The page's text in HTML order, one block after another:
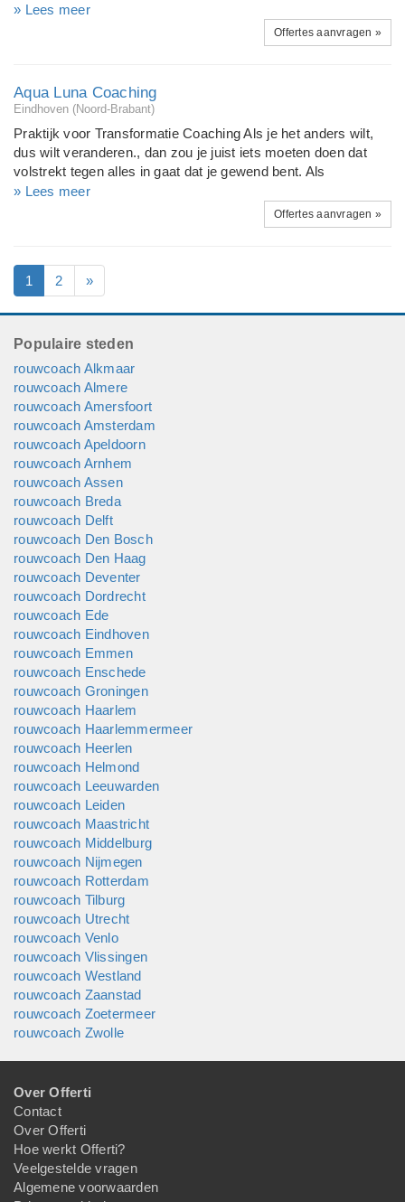
mogelijkheden om je werk anders te organiseren, efficiënter
te werken en met meer plezier te werken. Vind jou
bestemming tijdens een individueel traject of een teamtraining
» Lees meer
Offertes aanvragen »
Aqua Luna Coaching
Eindhoven (Noord-Brabant)
Praktijk voor Transformatie Coaching Als je het anders wilt,
dus wilt veranderen., dan zou je juist iets moeten doen dat
volstrekt tegen alles in gaat dat je gewend bent. Als
bezielende coach van veranderingsprocessen, werk ik vanuit
de overtuiging dat ieder mens in staat is zijn of haar omgeving
te beïnvloeden door zich bewust te zijn wat hij of zij uitstraalt.
» Lees meer
Offertes aanvragen »
1 2 »
Populaire steden
rouwcoach Alkmaar
rouwcoach Almere
rouwcoach Amersfoort
rouwcoach Amsterdam
rouwcoach Apeldoorn
rouwcoach Arnhem
rouwcoach Assen
rouwcoach Breda
rouwcoach Delft
rouwcoach Den Bosch
rouwcoach Den Haag
rouwcoach Deventer
rouwcoach Dordrecht
rouwcoach Ede
rouwcoach Eindhoven
rouwcoach Emmen
rouwcoach Enschede
rouwcoach Groningen
rouwcoach Haarlem
rouwcoach Haarlemmermeer
rouwcoach Heerlen
rouwcoach Helmond
rouwcoach Leeuwarden
rouwcoach Leiden
rouwcoach Maastricht
rouwcoach Middelburg
rouwcoach Nijmegen
rouwcoach Rotterdam
rouwcoach Tilburg
rouwcoach Utrecht
rouwcoach Venlo
rouwcoach Vlissingen
rouwcoach Westland
rouwcoach Zaanstad
rouwcoach Zoetermeer
rouwcoach Zwolle
Over Offerti
Contact
Over Offerti
Hoe werkt Offerti?
Veelgestelde vragen
Algemene voorwaarden